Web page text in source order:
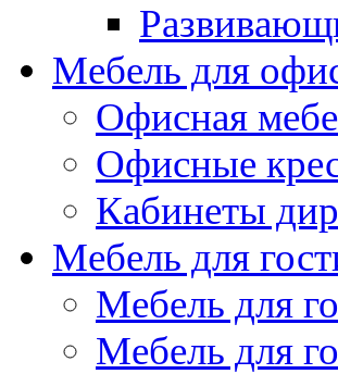
Мебель для
Офисная
Офисные
Кабинеты
Мебель для
Мебель для
Мебель для